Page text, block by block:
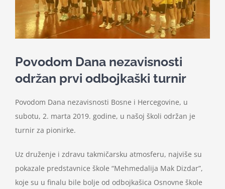
Školske vijesti
Kontakt
Povodom Dana nezavisnosti
održan prvi odbojkaški turnir
Povodom Dana nezavisnosti Bosne i Hercegovine, u
subotu, 2. marta 2019. godine, u našoj školi održan je
turnir za pionirke.
Uz druženje i zdravu takmičarsku atmosferu, najviše su
pokazale predstavnice škole “Mehmedalija Mak Dizdar”,
koje su u finalu bile bolje od odbojkašica Osnovne škole